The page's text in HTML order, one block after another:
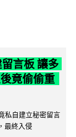
言板 讓多
竟偷偷重
私自建立秘密留言
最終入侵